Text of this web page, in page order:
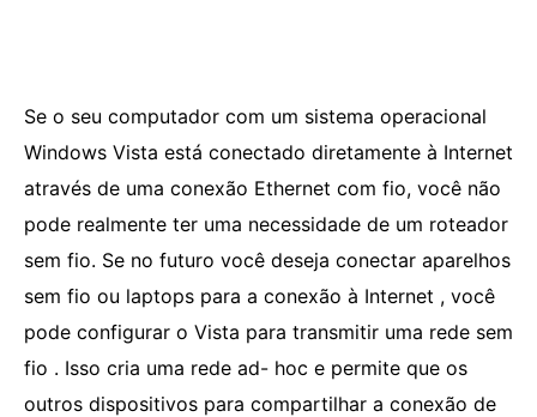
Se o seu computador com um sistema operacional
Windows Vista está conectado diretamente à Internet
através de uma conexão Ethernet com fio, você não
pode realmente ter uma necessidade de um roteador
sem fio. Se no futuro você deseja conectar aparelhos
sem fio ou laptops para a conexão à Internet , você
pode configurar o Vista para transmitir uma rede sem
fio . Isso cria uma rede ad- hoc e permite que os
outros dispositivos para compartilhar a conexão de